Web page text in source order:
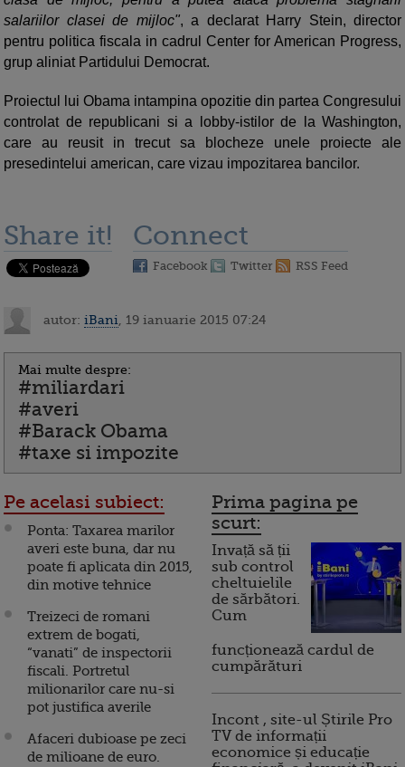
salariilor clasei de mijloc", a declarat Harry Stein, director
pentru politica fiscala in cadrul Center for American Progress,
grup aliniat Partidului Democrat.
Proiectul lui Obama intampina opozitie din partea Congresului
controlat de republicani si a lobby-istilor de la Washington,
care au reusit in trecut sa blocheze unele proiecte ale
presedintelui american, care vizau impozitarea bancilor.
Share it! Connect
Facebook Twitter RSS Feed
autor: iBani , 19 ianuarie 2015 07:24
Mai multe despre:
#miliardari
#averi
#Barack Obama
#taxe si impozite
Pe acelasi subiect:
Ponta: Taxarea marilor
averi este buna, dar nu
poate fi aplicata din 2015,
din motive tehnice
Treizeci de romani
extrem de bogati,
“vanati” de inspectorii
fiscali. Portretul
milionarilor care nu-si
pot justifica averile
Afaceri dubioase pe zeci
de milioane de euro.
Prima pagina pe
scurt:
Invață să ții
sub control
cheltuielile
de sărbători.
Cum
funcționează cardul de
cumpărături
Incont , site-ul Știrile Pro
TV de informații
economice și educație